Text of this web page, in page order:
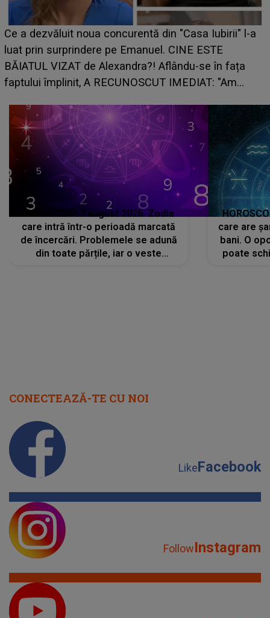
Ce a dezvăluit noua concurentă din "Casa Iubirii" l-a
luat prin surprindere pe Emanuel. CINE ESTE
BĂIATUL VIZAT de Alexandra?! Aflându-se în fața
faptului împlinit, A RECUNOSCUT IMEDIAT: "Am
HOROSCOP 7 august 2026. Zodia
care intră într-o perioadă marcată
de încercări. Problemele se adună
din toate părțile, iar o veste
care are
bani. O
poate
CONECTEAZĂ-TE CU NOI
LikeFacebook
FollowInstagram